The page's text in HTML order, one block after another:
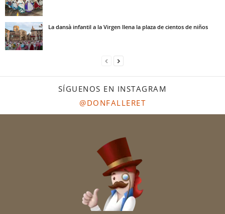
La dansà infantil a la Virgen llena la plaza de cientos de niños
SÍGUENOS EN INSTAGRAM
@DONFALLERET